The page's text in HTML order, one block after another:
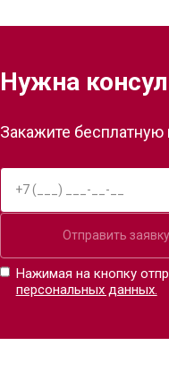
Нужна
Закажите
Отправить заявку
Нажимая на кнопку
персональных данных.